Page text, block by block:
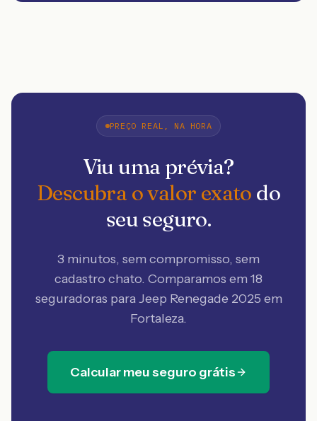
PREÇO REAL, NA HORA
Viu uma prévia?
Descubra o valor exato do
seu seguro.
3 minutos, sem compromisso, sem
cadastro chato. Comparamos em 18
seguradoras para Jeep Renegade 2025 em
Fortaleza.
Calcular meu seguro grátis